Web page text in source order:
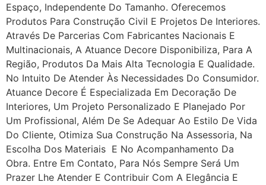
Espaço, Independente Do Tamanho. Oferecemos
Produtos Para Construção Civil E Projetos De Interiores.
Através De Parcerias Com Fabricantes Nacionais E
Multinacionais, A Atuance Decore Disponibiliza, Para A
Região, Produtos Da Mais Alta Tecnologia E Qualidade.
No Intuito De Atender Às Necessidades Do Consumidor.
Atuance Decore É Especializada Em Decoração De
Interiores, Um Projeto Personalizado E Planejado Por
Um Profissional, Além De Se Adequar Ao Estilo De Vida
Do Cliente, Otimiza Sua Construção Na Assessoria, Na
Escolha Dos Materiais E No Acompanhamento Da
Obra. Entre Em Contato, Para Nós Sempre Será Um
Prazer Lhe Atender E Contribuir Com A Elegância E